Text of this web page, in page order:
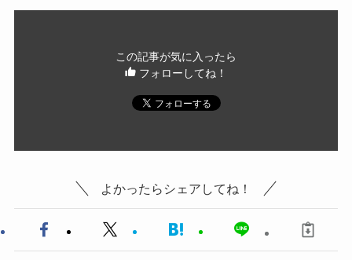
この記事が気に入ったら
フォローしてね！
よかったらシェアしてね！